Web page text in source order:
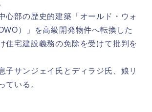
心部の歴史的建築「オールド・ウォ
）」を高級開発物件へ転換した
住宅建設義務の免除を受けて批判を
子サンジェイ氏とディラジ氏、娘リ
ている。